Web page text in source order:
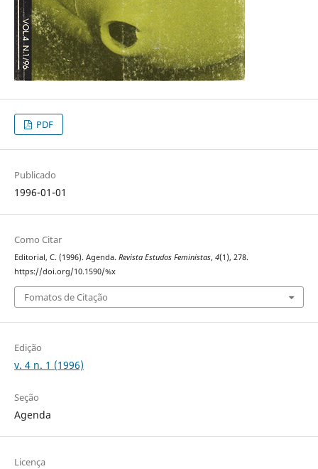
PDF
Publicado
1996-01-01
Como Citar
Editorial, C. (1996). Agenda. Revista Estudos Feministas, 4(1), 278.
https://doi.org/10.1590/%x
Fomatos de Citação
Edição
v. 4 n. 1 (1996)
Seção
Agenda
Licença